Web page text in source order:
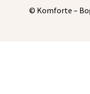
© Komforte –